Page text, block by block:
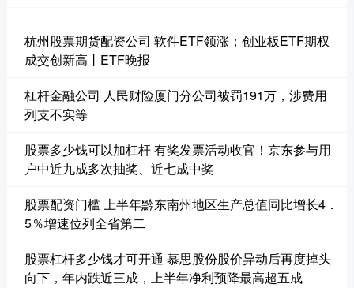
杭州股票期货配资公司 软件ETF领涨；创业板ETF期权
成交创新高丨ETF晚报
杠杆金融公司 人民财险厦门分公司被罚191万，涉费用
列支不实等
股票多少钱可以加杠杆 有奖发票活动收官！京东参与用
户中近九成多次抽奖、近七成中奖
股票配资门槛 上半年黔东南州地区生产总值同比增长4．
5％增速位列全省第二
股票杠杆多少钱才可开通 慕思股份股价异动后再度掉头
向下，年内跌近三成，上半年净利预降最高超五成